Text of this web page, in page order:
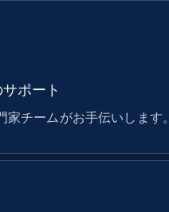
Review, Found helpful, App url,
ポート
家チームがお手伝いします。